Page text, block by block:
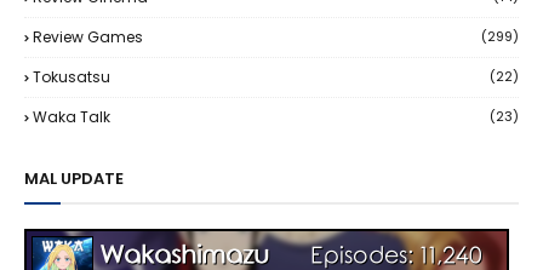
Review Games (299)
Tokusatsu (22)
Waka Talk (23)
MAL UPDATE